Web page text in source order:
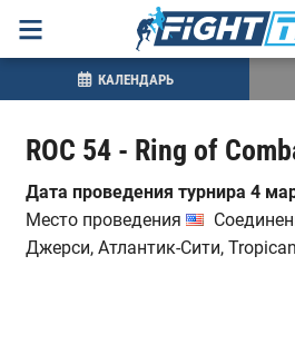
ROC 54 - Ring of
Дата проведения турнира 4
Место проведения
Джерси, Атлантик-Сити,
КАЛЕНДАРЬ